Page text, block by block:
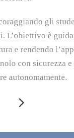
gli
è
e rendendo
con sicurezza
autonomamente.